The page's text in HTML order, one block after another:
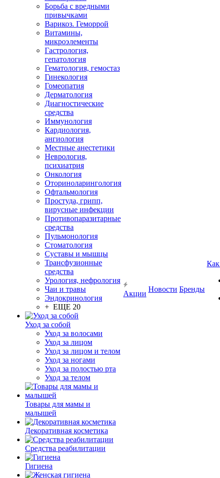
Борьба с вредными
привычками
Варикоз. Геморрой
Витамины,
микроэлементы
Гастрология,
гепатология
Гематология, гемостаз
Гинекология
Гомеопатия
Дерматология
Диагностические
средства
Иммунология
Кардиология,
ангиология
Местные анестетики
Неврология,
психиатрия
Онкология
Оториноларингология
Офтальмология
Простуда, грипп,
вирусные инфекции
Противопаразитарные
средства
Пульмонология
Стоматология
Суставы и мышцы
Трансфузионные
средства
Урология, нефрология
Чаи и травы
Эндокринология
+ ЕЩЕ 20
Уход за собой
Уход за волосами
Уход за лицом
Уход за лицом и телом
Уход за ногами
Уход за полостью рта
Уход за телом
Товары для мамы и
малышей
Декоративная косметика
Средства реабилитации
Гигиена
Акции
Новости Бренды